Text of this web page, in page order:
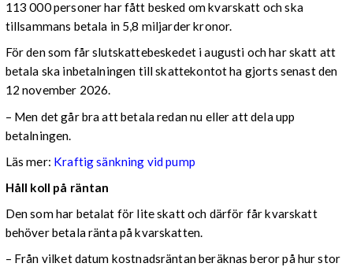
113 000 personer har fått besked om kvarskatt och ska
tillsammans betala in 5,8 miljarder kronor.
För den som får slutskattebeskedet i augusti och har skatt att
betala ska inbetalningen till skattekontot ha gjorts senast den
12 november 2026.
– Men det går bra att betala redan nu eller att dela upp
betalningen.
Läs mer: Kraftig sänkning vid pump
Håll koll på räntan
Den som har betalat för lite skatt och därför får kvarskatt
behöver betala ränta på kvarskatten.
– Från vilket datum kostnadsräntan beräknas beror på hur stor